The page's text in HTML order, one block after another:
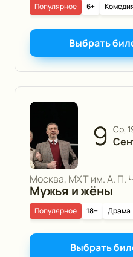
6+
Популярное
Выбрать
9 ср,
Москва, МХТ им. А. П.
Мужья и жёны
18+ Драма
Популярное
Выбрать